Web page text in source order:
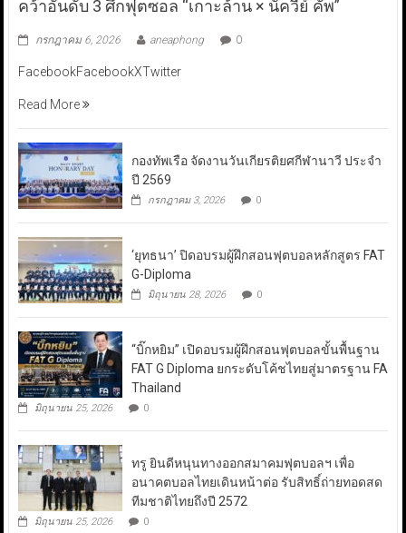
คว้าอันดับ 3 ศึกฟุตซอล “เกาะล้าน × นัควีย์ คัพ”
กรกฎาคม 6, 2026 aneaphong 0
FacebookFacebookXTwitter
Read More
กองทัพเรือ จัดงานวันเกียรติยศกีฬานาวี ประจำ
ปี 2569
กรกฎาคม 3, 2026 0
‘ยุทธนา’ ปิดอบรมผู้ฝึกสอนฟุตบอลหลักสูตร FAT
G-Diploma
มิถุนายน 28, 2026 0
“บิ๊กหยิม” เปิดอบรมผู้ฝึกสอนฟุตบอลขั้นพื้นฐาน
FAT G Diploma ยกระดับโค้ชไทยสู่มาตรฐาน FA
Thailand
มิถุนายน 25, 2026 0
ทรู ยินดีหนุนทางออกสมาคมฟุตบอลฯ เพื่อ
อนาคตบอลไทยเดินหน้าต่อ รับสิทธิ์ถ่ายทอดสด
ทีมชาติไทยถึงปี 2572
มิถุนายน 25, 2026 0